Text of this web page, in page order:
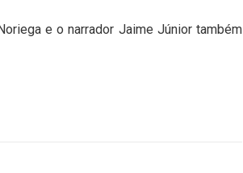
e o narrador Jaime Júnior também